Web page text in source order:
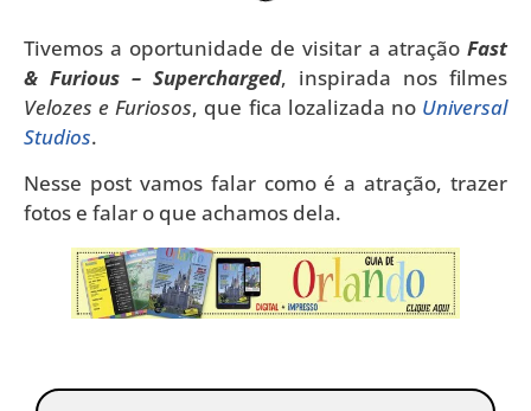
Tivemos a oportunidade de visitar a atração Fast
& Furious – Supercharged, inspirada nos filmes
Velozes e Furiosos, que fica lozalizada no Universal
Studios.
Nesse post vamos falar como é a atração, trazer
fotos e falar o que achamos dela.